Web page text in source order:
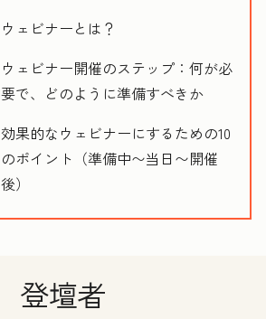
ウェビナーとは？
ウェビナー開催のステップ：何が必
要で、どのように準備すべきか
効果的なウェビナーにするための10
のポイント（準備中〜当日〜開催
後）
登壇者